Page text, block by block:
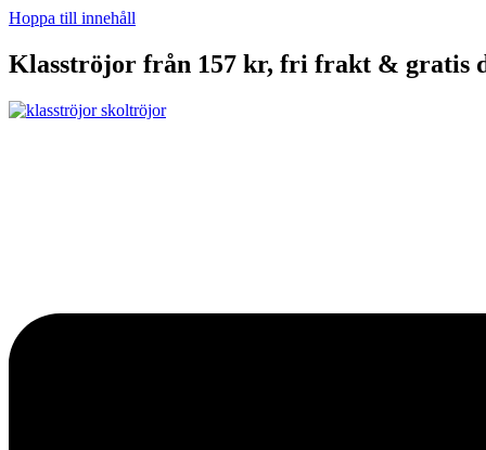
Hoppa till innehåll
Klasströjor från 157 kr, fri frakt & gratis